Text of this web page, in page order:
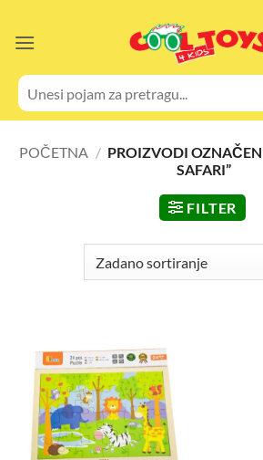
Pretraži:
POČETNA / PROIZVODI
SAFARI”
FILTER